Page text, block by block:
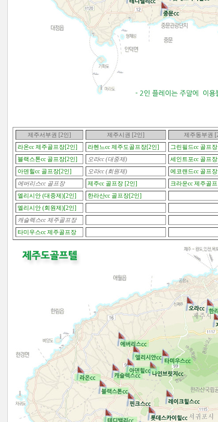
제주서부권 [2인] 제주시권 [2인] 제주동부권
라온cc 제주골프장[2인]
라헨느cc 제주도골프장[2인]
그린필드cc 골프
블랙스톤cc 골프장[2인]
오라cc (대중제)
세인트포cc 골프
아덴힐cc 골프장[2인]
오라cc (회원제)
에코랜드cc 골프
에버리스cc 골프장
제주cc 골프장 [2인]
크라운cc 제주골
엘리시안 (대중제)[2인]
한라산cc 골프장[2인]
엘리시안 (회원제)[2인]
캐슬렉스cc 제주골프장
타미우스cc 제주골프장